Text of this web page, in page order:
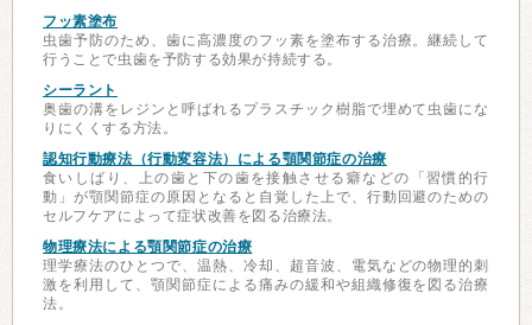
フッ素塗布
虫歯予防のため、歯に高濃度のフッ素を塗布する治療。継続して
行うことで虫歯を予防する効果が持続する。
シーラント
奥歯の溝をレジンと呼ばれるプラスチック樹脂で埋めて虫歯にな
りにくくする方法。
認知行動療法（行動変容法）による顎関節症の治療
食いしばり、上の歯と下の歯を接触させる癖などの「習慣的行
動」が顎関節症の原因となると自覚した上で、行動回避のための
セルフケアによって症状改善を図る治療法。
物理療法による顎関節症の治療
理学療法のひとつで、温熱、冷却、超音波、電気などの物理的刺
激を利用して、顎関節症による痛みの緩和や組織修復を図る治療
法。